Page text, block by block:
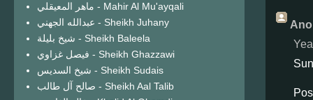
ماهر المعيقلي - Mahir Al Mu'ayqali
عبدالله الجهني - Sheikh Juhany
شيخ بليلة - Sheikh Baleela
فيصل غزاوي - Sheikh Ghazzawi
شيخ السديس - Sheikh Sudais
صالح آل طالب - Sheikh Aal Talib